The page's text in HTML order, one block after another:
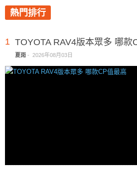
熱門排行
1 TOYOTA RAV4版本眾多 哪款
夏雨 - 2026年08月03日